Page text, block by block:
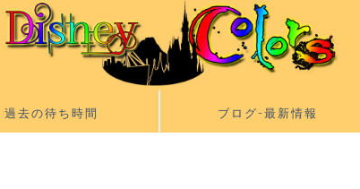
過去の待ち時間 ブログ-最新情報